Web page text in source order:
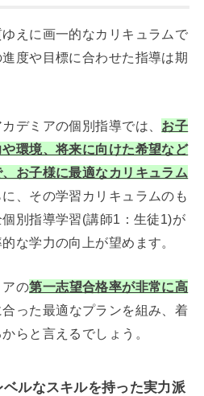
えに画一的なカリキュラムで
度や目標に合わせた指導は期
デミアの個別指導では、 お子
環境、将来に向けた希望など
お子様に最適なカリキュラム
に、その学習カリキュラムのも
別指導学習(講師1：生徒1)が
な学力の向上が望めます。
アの第一志望合格率が非常に高
った最適なプランを組み、着
らと言えるでしょう。
ルなスキルを持った実力派